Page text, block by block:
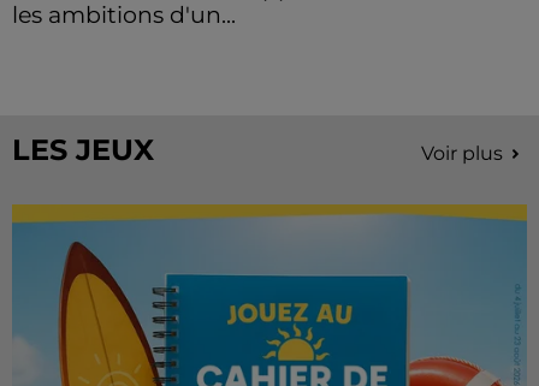
les ambitions d'un...
LES JEUX Voir plus